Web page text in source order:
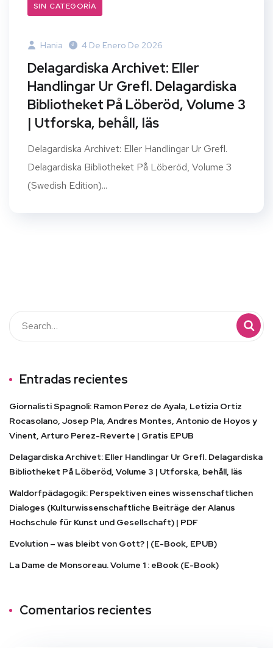
SIN CATEGORÍA
Hania 4 De Enero De 2026
Delagardiska Archivet: Eller
Handlingar Ur Grefl. Delagardiska
Bibliotheket På Löberöd, Volume 3
| Utforska, behåll, läs
Delagardiska Archivet: Eller Handlingar Ur Grefl.
Delagardiska Bibliotheket På Löberöd, Volume 3
(Swedish Edition)...
Entradas recientes
Giornalisti Spagnoli: Ramon Perez de Ayala, Letizia Ortiz
Rocasolano, Josep Pla, Andres Montes, Antonio de Hoyos y
Vinent, Arturo Perez-Reverte | Gratis EPUB
Delagardiska Archivet: Eller Handlingar Ur Grefl. Delagardiska
Bibliotheket På Löberöd, Volume 3 | Utforska, behåll, läs
Waldorfpädagogik: Perspektiven eines wissenschaftlichen
Dialoges (Kulturwissenschaftliche Beiträge der Alanus
Hochschule für Kunst und Gesellschaft) | PDF
Evolution – was bleibt von Gott? | (E-Book, EPUB)
La Dame de Monsoreau. Volume 1 : eBook (E-Book)
Comentarios recientes